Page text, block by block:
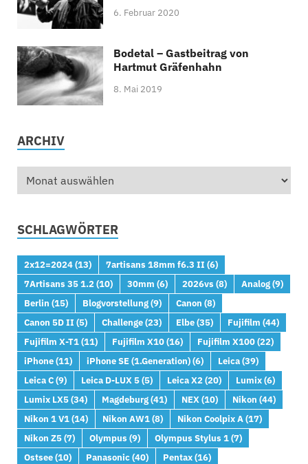
6. Februar 2020
Bodetal – Gastbeitrag von
Hartmut Gräfenhahn
8. Mai 2019
ARCHIV
SCHLAGWÖRTER
2x12=2024(13) 7artisans 18mm f6.3 II (6)
7Artisans 35 1.2(10) 30mm (6) 2026vs (8) Analog(9)
Berlin (15) Blogvorstellung(9) Canon (8)
Canon 5D II (5) Challenge(23) Elbe(35) Fujifilm (44)
Fujifilm X-T1(11) Fujifilm X10(16) Fujifilm X100(22)
iPhone(11) iPhone SE (1.Generation)(6) Leica(39)
Leica C(9) Leica D-LUX 5(5) Leica X2(20) Lumix(6)
Lumix LX5(34) Magdeburg(41) NEX(10) Nikon (44)
Nikon 1 V1(14) Nikon AW1(8) Nikon Coolpix A(17)
Nikon Z5(7) Olympus (9) Olympus Stylus 1(7)
Ostsee(10) Panasonic(40) Pentax(16)